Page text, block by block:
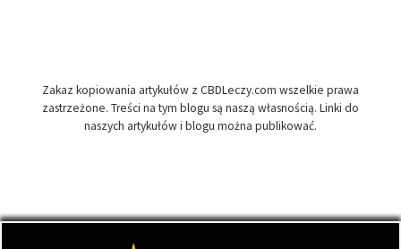
Zakaz kopiowania artykułów z CBDLeczy.com wszelkie prawa
zastrzeżone. Treści na tym blogu są naszą własnością. Linki do
naszych artykułów i blogu można publikować.